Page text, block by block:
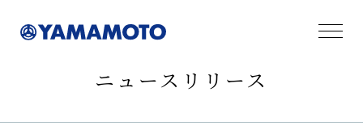
ニュースリリース